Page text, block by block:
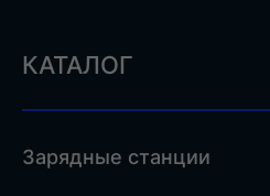
КАТАЛОГ
Зарядные станции